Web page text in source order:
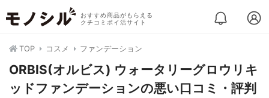
おすすめ商品がもらえる
クチコミポイ活サイト
TOP コスメ ファンデーション
ORBIS(オルビス) ウォータリーグロウリキ
ッドファンデーションの悪い口コミ・評判